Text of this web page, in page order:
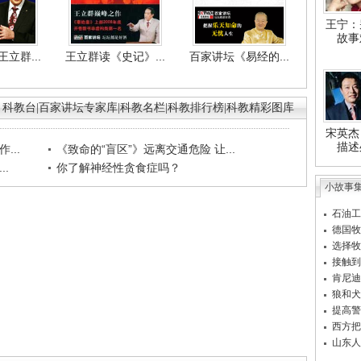
王宁
故
宋英
描
小故事
石油
德国
选择
接触
肯尼
狼和
提高
西方
山东
立群... 王立群读《史记》... 百家讲坛《易经的...
科教台 百家讲坛专家库 科教名栏 科教排行榜 科教精彩图库
...
《致命的“盲区”》远离交通危险 让...
你了解神经性贪食症吗？